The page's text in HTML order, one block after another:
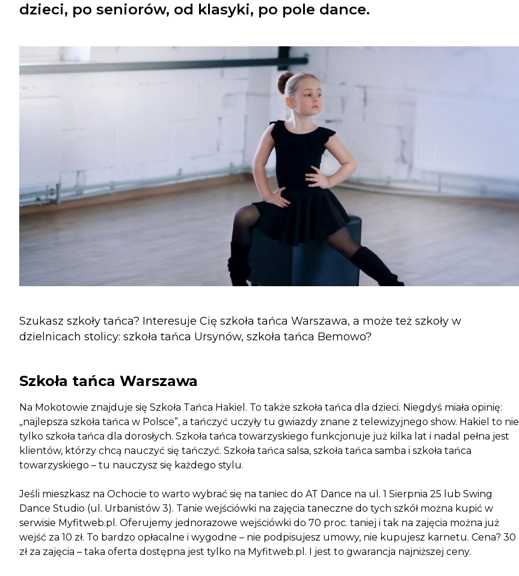
dzieci, po seniorów, od klasyki, po pole dance.
Szukasz szkoły tańca? Interesuje Cię szkoła tańca Warszawa, a może też szkoły w
dzielnicach stolicy: szkoła tańca Ursynów, szkoła tańca Bemowo?
Szkoła tańca Warszawa
Na Mokotowie znajduje się Szkoła Tańca Hakiel. To także szkoła tańca dla dzieci. Niegdyś miała opinię:
„najlepsza szkoła tańca w Polsce”, a tańczyć uczyły tu gwiazdy znane z telewizyjnego show. Hakiel to nie
tylko szkoła tańca dla dorosłych. Szkoła tańca towarzyskiego funkcjonuje już kilka lat i nadal pełna jest
klientów, którzy chcą nauczyć się tańczyć. Szkoła tańca salsa, szkoła tańca samba i szkoła tańca
towarzyskiego – tu nauczysz się każdego stylu.
Jeśli mieszkasz na Ochocie to warto wybrać się na taniec do AT Dance na ul. 1 Sierpnia 25 lub Swing
Dance Studio (ul. Urbanistów 3). Tanie wejściówki na zajęcia taneczne do tych szkół można kupić w
serwisie Myfitweb.pl. Oferujemy jednorazowe wejściówki do 70 proc. taniej i tak na zajęcia można już
wejść za 10 zł. To bardzo opłacalne i wygodne – nie podpisujesz umowy, nie kupujesz karnetu. Cena? 30
zł za zajęcia – taka oferta dostępna jest tylko na Myfitweb.pl. I jest to gwarancja najniższej ceny.